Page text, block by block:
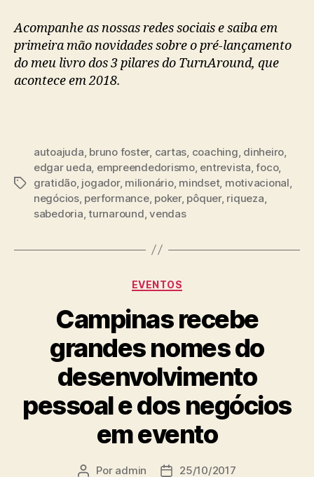
Acompanhe as nossas redes sociais e saiba em
primeira mão novidades sobre o pré-lançamento
do meu livro dos 3 pilares do TurnAround, que
acontece em 2018.
autoajuda bruno foster, cartas coaching dinheiro
edgar ueda empreendedorismo, entrevista ,foco,
gratidão, jogador, milionário, mindset, motivacional
negócios, performance, poker, pôquer, riqueza
sabedoria ,turnaround ,vendas
EVENTOS
Campinas recebe
grandes nomes do
desenvolvimento
pessoal e dos negócios
em evento
Por admin 25/10/2017